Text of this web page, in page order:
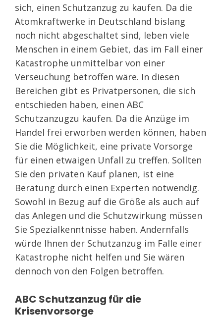
sich, einen Schutzanzug zu kaufen. Da die
Atomkraftwerke in Deutschland bislang
noch nicht abgeschaltet sind, leben viele
Menschen in einem Gebiet, das im Fall einer
Katastrophe unmittelbar von einer
Verseuchung betroffen wäre. In diesen
Bereichen gibt es Privatpersonen, die sich
entschieden haben, einen ABC
Schutzanzugzu kaufen. Da die Anzüge im
Handel frei erworben werden können, haben
Sie die Möglichkeit, eine private Vorsorge
für einen etwaigen Unfall zu treffen. Sollten
Sie den privaten Kauf planen, ist eine
Beratung durch einen Experten notwendig.
Sowohl in Bezug auf die Größe als auch auf
das Anlegen und die Schutzwirkung müssen
Sie Spezialkenntnisse haben. Andernfalls
würde Ihnen der Schutzanzug im Falle einer
Katastrophe nicht helfen und Sie wären
dennoch von den Folgen betroffen.
ABC Schutzanzug für die
Krisenvorsorge